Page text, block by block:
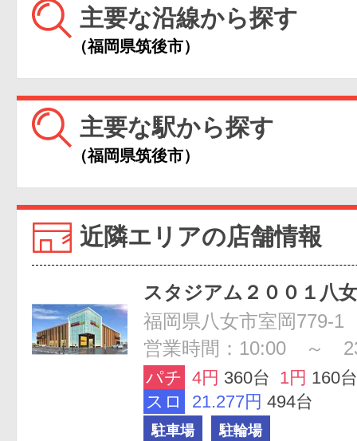
主要な沿線から探す
（福岡県筑後市）
主要な駅から探す
（福岡県筑後市）
近隣エリアの店舗情報
スタジアム２００１八
福岡県八女市室岡779-1
営業時間：10:00 ～
パチ 4円 360台 1円 160台
スロ
21.277円 494台
駐車場 駐輪場